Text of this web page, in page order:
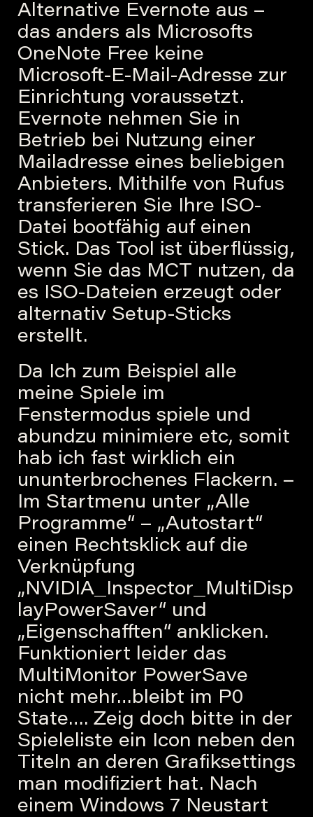
Alternative Evernote aus –
das anders als Microsofts
OneNote Free keine
Microsoft-E-Mail-Adresse zur
Einrichtung voraussetzt.
Evernote nehmen Sie in
Betrieb bei Nutzung einer
Mailadresse eines beliebigen
Anbieters. Mithilfe von Rufus
transferieren Sie Ihre ISO-
Datei bootfähig auf einen
Stick. Das Tool ist überflüssig,
wenn Sie das MCT nutzen, da
es ISO-Dateien erzeugt oder
alternativ Setup-Sticks
erstellt.
Da Ich zum Beispiel alle
meine Spiele im
Fenstermodus spiele und
abundzu minimiere etc, somit
hab ich fast wirklich ein
ununterbrochenes Flackern. –
Im Startmenu unter „Alle
Programme“ – „Autostart“
einen Rechtsklick auf die
Verknüpfung
„NVIDIA_Inspector_MultiDisp
layPowerSaver“ und
„Eigenschafften“ anklicken.
Funktioniert leider das
MultiMonitor PowerSave
nicht mehr…bleibt im P0
State…. Zeig doch bitte in der
Spieleliste ein Icon neben den
Titeln an deren Grafiksettings
man modifiziert hat. Nach
einem Windows 7 Neustart